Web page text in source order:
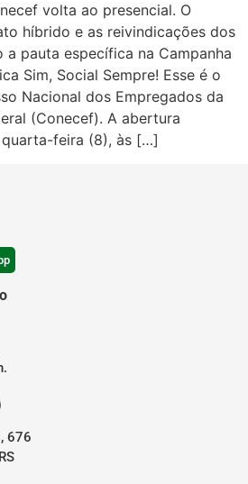
volta ao presencial. O
híbrido e as reivindicações dos
pauta específica na Campanha
Sim, Social Sempre! Esse é o
Nacional dos Empregados da
(Conecef). A abertura
feira (8), às […]
676